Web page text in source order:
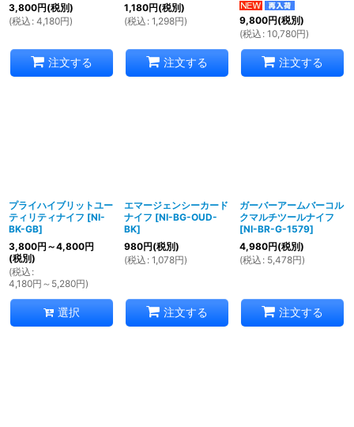
3,800円(税別)
(税込 : 4,180円)
注文する
1,180円(税別)
(税込 : 1,298円)
注文する
9,800円(税別)
(税込 : 10,780円)
注文する
プライハイブリットユー
ティリティナイフ [NI-
BK-GB]
3,800円 ～4,800円
(税別)
(税込 :
4,180円 ～5,280円)
選択
エマージェンシーカード
ナイフ [NI-BG-OUD-
BK]
980円(税別)
(税込 : 1,078円)
注文する
ガーバーアームバーコル
クマルチツールナイフ
[NI-BR-G-1579]
4,980円(税別)
(税込 : 5,478円)
注文する